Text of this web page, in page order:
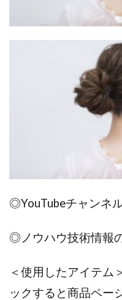
◎YouTubeチャンネ
◎ノウハウ技術情報
＜使用したアイテム
ックすると商品ペー